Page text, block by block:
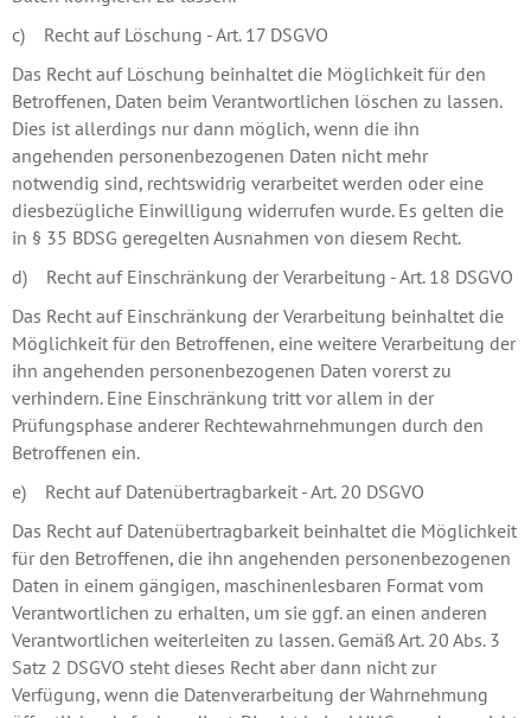
c) Recht auf Löschung - Art. 17 DSGVO
Das Recht auf Löschung beinhaltet die Möglichkeit für den
Betroffenen, Daten beim Verantwortlichen löschen zu lassen.
Dies ist allerdings nur dann möglich, wenn die ihn
angehenden personenbezogenen Daten nicht mehr
notwendig sind, rechtswidrig verarbeitet werden oder eine
diesbezügliche Einwilligung widerrufen wurde. Es gelten die
in § 35 BDSG geregelten Ausnahmen von diesem Recht.
d) Recht auf Einschränkung der Verarbeitung - Art. 18 DSGVO
Das Recht auf Einschränkung der Verarbeitung beinhaltet die
Möglichkeit für den Betroffenen, eine weitere Verarbeitung der
ihn angehenden personenbezogenen Daten vorerst zu
verhindern. Eine Einschränkung tritt vor allem in der
Prüfungsphase anderer Rechtewahrnehmungen durch den
Betroffenen ein.
e) Recht auf Datenübertragbarkeit - Art. 20 DSGVO
Das Recht auf Datenübertragbarkeit beinhaltet die Möglichkeit
für den Betroffenen, die ihn angehenden personenbezogenen
Daten in einem gängigen, maschinenlesbaren Format vom
Verantwortlichen zu erhalten, um sie ggf. an einen anderen
Verantwortlichen weiterleiten zu lassen. Gemäß Art. 20 Abs. 3
Satz 2 DSGVO steht dieses Recht aber dann nicht zur
Verfügung, wenn die Datenverarbeitung der Wahrnehmung